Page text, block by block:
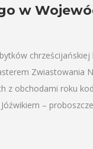
w
Zwiastowania
z obchodami roku
–